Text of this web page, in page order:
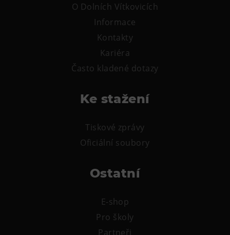
O Dolních Vítkovicích
Informace
Kontakty
Kariéra
Často kladené dotazy
Ke stažení
Tiskové zprávy
Oficiální soubory
Ostatní
E-shop
Pro školy
Partneři